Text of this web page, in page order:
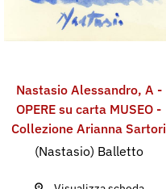
Nastasio Alessandro, A -
OPERE su carta MUSEO -
Collezione Arianna Sartori
(Nastasio) Balletto